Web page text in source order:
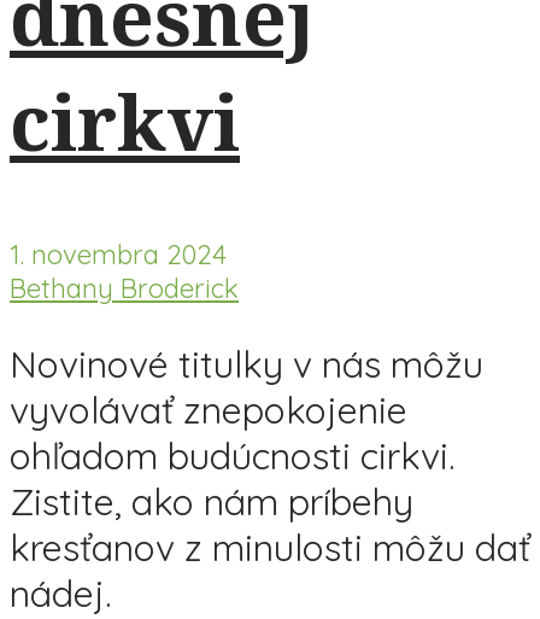
cirkvi
1. novembra 2024
Bethany Broderick
Novinové titulky v nás môžu
vyvolávať znepokojenie
ohľadom budúcnosti cirkvi.
Zistite, ako nám príbehy
kresťanov z minulosti môžu dať
nádej.